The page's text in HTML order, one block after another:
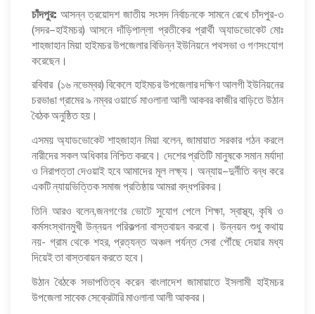
চাঁদপুর: আসন্ন ত্রয়োদশ জাতীয় সংসদ নির্বাচনকে সামনে রেখে চাঁদপুর-৩
(সদর–হাইমচর) আসনে দাঁড়িপাল্লা প্রতীকের প্রার্থী অ্যাডভোকেট মোঃ
শাহজাহান মিয়া হাইমচর উপজেলার বিভিন্ন ইউনিয়নে পথসভা ও গণসংযোগ
করেছেন।
রবিবার (১৬ নভেম্বর) বিকেলে হাইমচর উপজেলার দক্ষিণ আলগী ইউনিয়নের
চরভাঙা গ্রামের ৯ নম্বর ওয়ার্ডে মাওলানা আলী আকবর কাজীর বাড়িতে উঠান
বৈঠক অনুষ্ঠিত হয়।
এসময় অ্যাডভোকেট শাহজাহান মিয়া বলেন, জামায়াত সরকার গঠন করলে
নারীদের সকল অধিকার নিশ্চিত করবে। দেশের প্রতিটি মানুষকে সমান মর্যাদা
ও নিরাপত্তা দেওয়াই হবে আমাদের মূল লক্ষ্য। অন্যায়–দুর্নীতি বন্ধ করে
একটি ন্যায়ভিত্তিক সমাজ প্রতিষ্ঠায় আমরা বদ্ধপরিকর।
তিনি আরও বলেন,জনগণের ভোটে সুযোগ পেলে শিক্ষা, স্বাস্থ্য, কৃষি ও
কর্মসংস্থানমুখী উন্নয়ন পরিকল্পনা বাস্তবায়ন করবো। উন্নয়ন শুধু কথায়
নয়- গ্রাম থেকে শহর, প্রত্যন্ত অঞ্চল পর্যন্ত সেবা পৌঁছে দেয়ার মধ্য
দিয়েই তা বাস্তবায়ন করতে হবে।
উঠান বৈঠকে সভাপতিত্ব করেন বাংলাদেশ জামায়াতে ইসলামী হাইমচর
উপজেলা সাবেক সেক্রেটারি মাওলানা আলী আকবর।